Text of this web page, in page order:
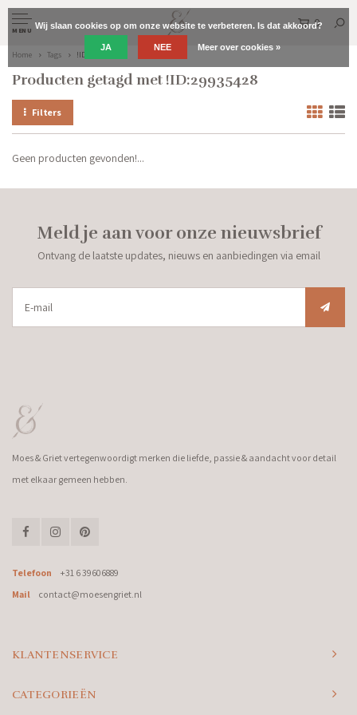
MENU
0
Home Tags !ID:29935428
Producten getagd met !ID:29935428
Filters
Geen producten gevonden!...
Meld je aan voor onze nieuwsbrief
Ontvang de laatste updates, nieuws en aanbiedingen via email
Moes & Griet vertegenwoordigt merken die liefde, passie & aandacht voor detail
met elkaar gemeen hebben.
Telefoon
+31 6 39606889
Mail
contact@moesengriet.nl
KLANTENSERVICE
CATEGORIEËN
Wij slaan cookies op om onze website te verbeteren. Is dat akkoord?
JA NEE Meer over cookies »